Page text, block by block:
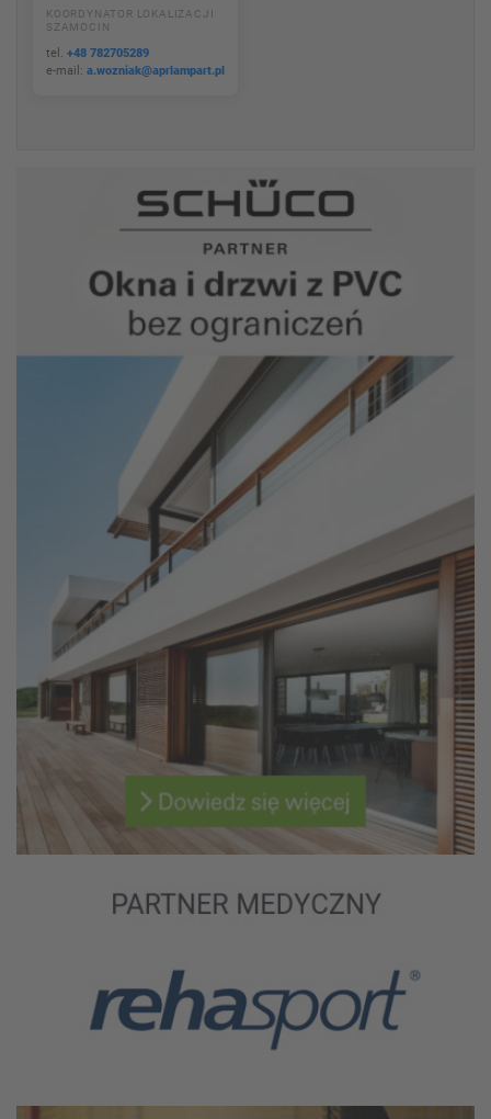
KOORDYNATOR LOKALIZACJI
SZAMOCIN
tel. +48 782705289
e-mail: a.wozniak@aprlampart.pl